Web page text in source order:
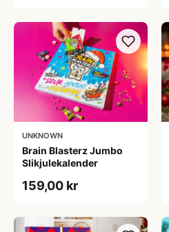
UNKNOWN
Brain Blasterz Jumbo
Slikjulekalender
159,00 kr